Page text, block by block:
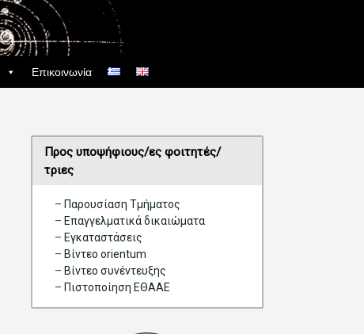
Επικοινωνία
Προς υποψήφιους/ες φοιτητές/
τριες
– Παρουσίαση Τμήματος
– Επαγγελματικά δικαιώματα
– Eγκαταστάσεις
– Βίντεο orientum
– Bίντεο συνέντευξης
– Πιστοποίηση ΕΘΑΑΕ